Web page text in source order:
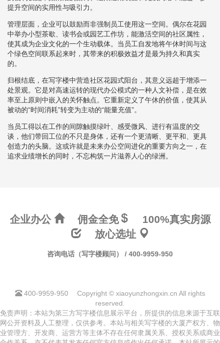
提升空间的实用性与吸引力。
管理层面，企业可以鼓励而非强制员工使用这一空间。偶尔在花园
中举办小型茶歇、读书会或园艺工作坊，能激活空间的社区属性，
使其成为企业文化的一个生动载体。当员工自发地将午休时间与这
个绿色空间联系起来时，其带来的积极效益才是最为持久和真实
的。
归根结底，在写字楼中营造社区花园式阳台，其意义远超于增添一
处景观。它是对高速运转的现代办公模式的一种人文补偿，是在效
率至上原则中嵌入的关怀触点。它重新定义了午休的价值，使其从
被动的“时间消耗”转变为主动的“能量充值”。
当员工得以在工作的间隙触摸绿叶、感受微风、进行有温度的交
谈，他们带回工位的不只是身体，还有一个更清晰、更平和、更具
创造力的头脑。这或许就是未来办公空间进化的重要方向之一，在
追求业绩增长的同时，不忘构筑一片滋养人心的绿洲。
企业办公 佣金全免
100%真实房源
放心选址
咨询电话（写字楼顾问） / 400-9959-950
400-9959-950
Copyright © xiaoyunzhongxin.cn All rights
reserved.
免责声明：本站为第三方写字楼信息展示平台，所提供的信息来源于互联
网公开资料及人工整理，仅供参考。本站与相关写字楼的大厦产权方、物
业管理方、开发商、运营方等主体不存在任何隶属关系、授权关系或商业